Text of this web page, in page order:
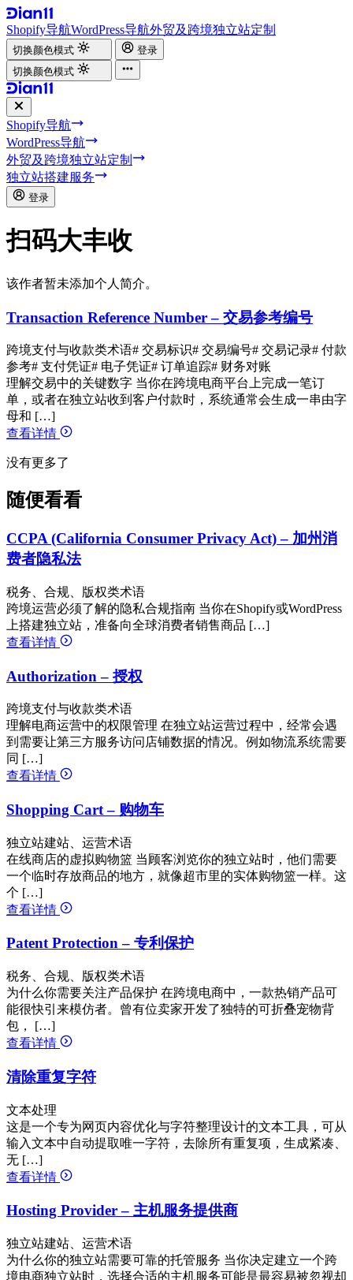
Shopify导航WordPress导航外贸及跨境独立站定制
切换颜色模式
登录
切换颜色模式
Shopify导航
WordPress导航
外贸及跨境独立站定制
独立站搭建服务
登录
扫码大丰收
该作者暂未添加个人简介。
Transaction Reference Number – 交易参考编号
跨境支付与收款类术语# 交易标识# 交易编号# 交易记录# 付款
参考# 支付凭证# 电子凭证# 订单追踪# 财务对账
理解交易中的关键数字 当你在跨境电商平台上完成一笔订
单，或者在独立站收到客户付款时，系统通常会生成一串由字
母和 […]
查看详情
没有更多了
随便看看
CCPA (California Consumer Privacy Act) – 加州消
费者隐私法
税务、合规、版权类术语
跨境运营必须了解的隐私合规指南 当你在Shopify或WordPress
上搭建独立站，准备向全球消费者销售商品 […]
查看详情
Authorization – 授权
跨境支付与收款类术语
理解电商运营中的权限管理 在独立站运营过程中，经常会遇
到需要让第三方服务访问店铺数据的情况。例如物流系统需要
同 […]
查看详情
Shopping Cart – 购物车
独立站建站、运营术语
在线商店的虚拟购物篮 当顾客浏览你的独立站时，他们需要
一个临时存放商品的地方，就像超市里的实体购物篮一样。这
个 […]
查看详情
Patent Protection – 专利保护
税务、合规、版权类术语
为什么你需要关注产品保护 在跨境电商中，一款热销产品可
能很快引来模仿者。曾有位卖家开发了独特的可折叠宠物背
包， […]
查看详情
清除重复字符
文本处理
这是一个专为网页内容优化与字符整理设计的文本工具，可从
输入文本中自动提取唯一字符，去除所有重复项，生成紧凑、
无 […]
查看详情
Hosting Provider – 主机服务提供商
独立站建站、运营术语
为什么你的独立站需要可靠的托管服务 当你决定建立一个跨
境电商独立站时，选择合适的主机服务可能是最容易被忽视却